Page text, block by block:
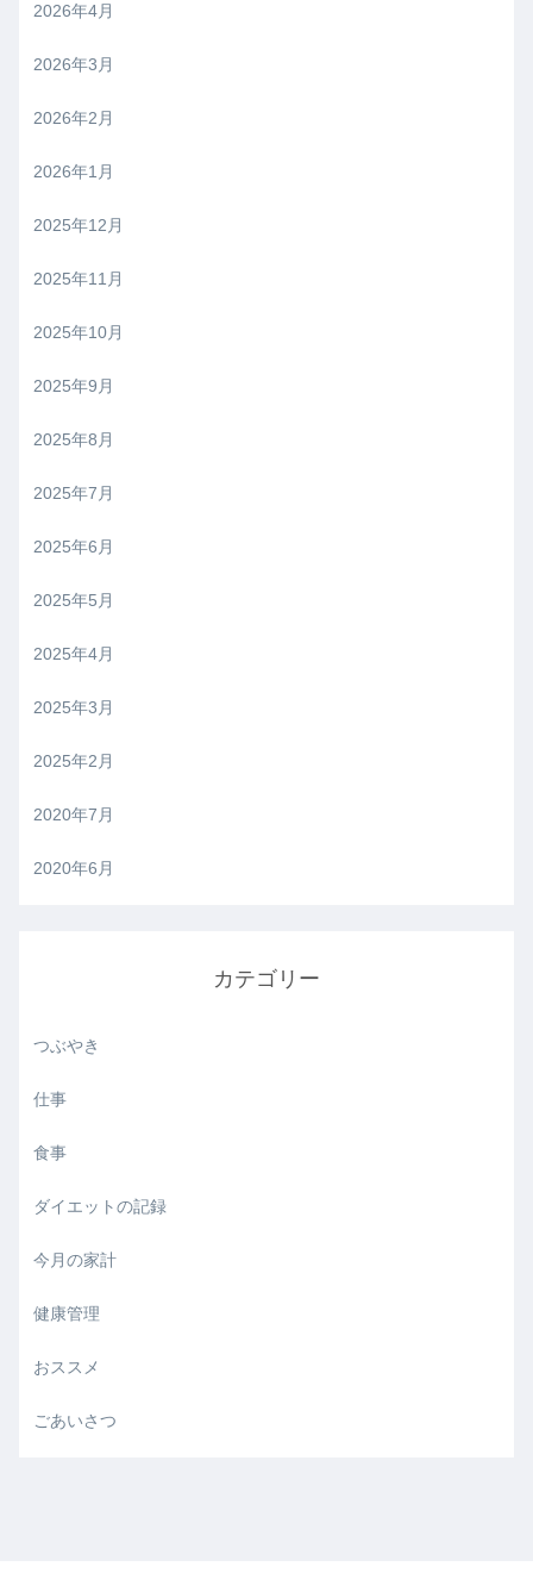
2026年4月
2026年3月
2026年2月
2026年1月
2025年12月
2025年11月
2025年10月
2025年9月
2025年8月
2025年7月
2025年6月
2025年5月
2025年4月
2025年3月
2025年2月
2020年7月
2020年6月
カテゴリー
つぶやき
仕事
食事
ダイエットの記録
今月の家計
健康管理
おススメ
ごあいさつ